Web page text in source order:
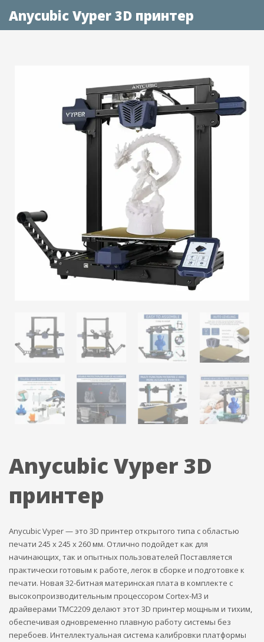
Anycubic Vyper 3D принтер
Anycubic Vyper 3D
принтер
Anycubic Vyper — это 3D принтер открытого типа с областью
печати 245 х 245 х 260 мм. Отлично подойдет как для
начинающих, так и опытных пользователей Поставляется
практически готовым к работе, легок в сборке и подготовке к
печати. Новая 32-битная материнская плата в комплекте с
высокопроизводительным процессором Cortex-M3 и
драйверами TMC2209 делают этот 3D принтер мощным и тихим,
обеспечивая одновременно плавную работу системы без
перебоев. Интеллектуальная система калибровки платформы